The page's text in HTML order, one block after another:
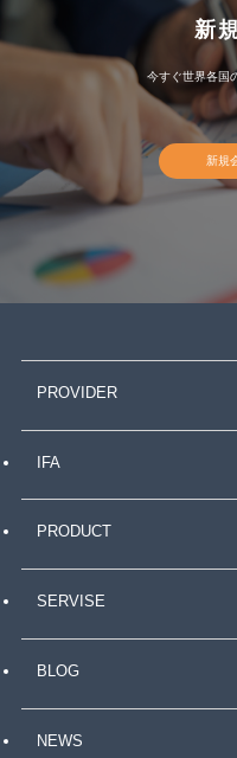
新
今すぐ世界各国
新規
PROVIDER
IFA
PRODUCT
SERVISE
BLOG
NEWS